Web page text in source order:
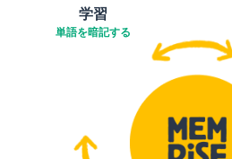
学習
単語を暗記する